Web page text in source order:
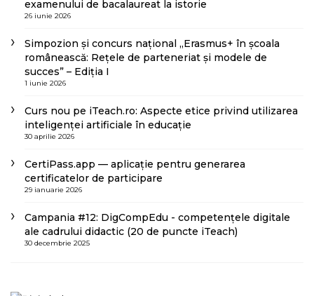
examenului de bacalaureat la istorie
26 iunie 2026
Simpozion și concurs național „Erasmus+ în școala
românească: Rețele de parteneriat și modele de
succes” – Ediția I
1 iunie 2026
Curs nou pe iTeach.ro: Aspecte etice privind utilizarea
inteligenței artificiale în educație
30 aprilie 2026
CertiPass.app — aplicație pentru generarea
certificatelor de participare
29 ianuarie 2026
Campania #12: DigCompEdu - competențele digitale
ale cadrului didactic (20 de puncte iTeach)
30 decembrie 2025